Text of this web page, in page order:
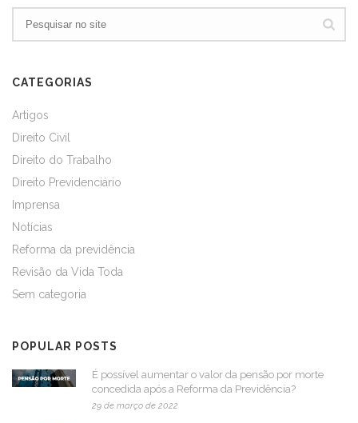
CATEGORIAS
Artigos
Direito Civil
Direito do Trabalho
Direito Previdenciário
Imprensa
Notícias
Reforma da previdência
Revisão da Vida Toda
Sem categoria
POPULAR POSTS
É possível aumentar o valor da pensão por morte
concedida após a Reforma da Previdência?
29 de março de 2022